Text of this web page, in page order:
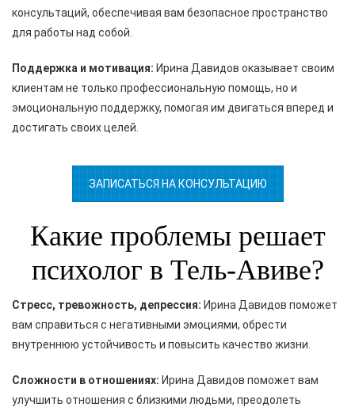
консультаций, обеспечивая вам безопасное пространство
для работы над собой.
Поддержка и мотивация: Ирина Давидов оказывает своим
клиентам не только профессиональную помощь, но и
эмоциональную поддержку, помогая им двигаться вперед и
достигать своих целей.
ЗАПИСАТЬСЯ НА КОНСУЛЬТАЦИЮ
Какие проблемы решает
психолог в Тель-Авиве?
Стресс, тревожность, депрессия: Ирина Давидов поможет
вам справиться с негативными эмоциями, обрести
внутреннюю устойчивость и повысить качество жизни.
Сложности в отношениях: Ирина Давидов поможет вам
улучшить отношения с близкими людьми, преодолеть